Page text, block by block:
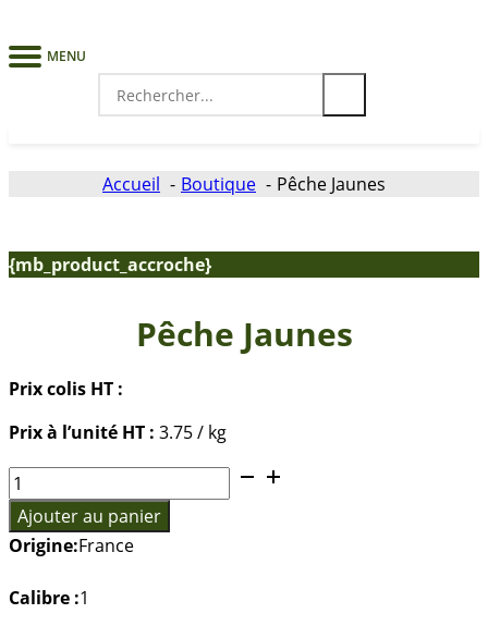
MENU
Search
for:
Accueil Boutique Pêche Jaunes
{mb_product_accroche}
Pêche Jaunes
Prix colis HT :
Prix à l’unité HT : 3.75 / kg
quantité
de
Pêche
Jaunes
Ajouter au panier
Origine:France
Calibre :1